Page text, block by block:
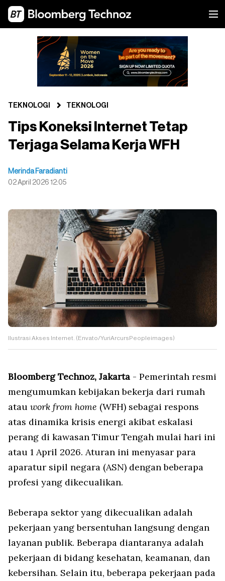
TEKNOLOGI TEKNOLOGI
Tips Koneksi Internet Tetap
Terjaga Selama Kerja WFH
Merinda Faradianti
02 April 2026 12:05
Ilustrasi Akses Internet. (Envato/YuriArcursPeopleimages)
Bloomberg Technoz, Jakarta - Pemerintah resmi
mengumumkan kebijakan bekerja dari rumah
atau work from home (WFH) sebagai respons
atas dinamika krisis energi akibat eskalasi
perang di kawasan Timur Tengah mulai hari ini
atau 1 April 2026. Aturan ini menyasar para
aparatur sipil negara (ASN) dengan beberapa
profesi yang dikecualikan.
Beberapa sektor yang dikecualikan adalah
pekerjaan yang bersentuhan langsung dengan
layanan publik. Beberapa diantaranya adalah
pekerjaan di bidang kesehatan, keamanan, dan
kebersihan. Selain itu, beberapa pekerjaan pada